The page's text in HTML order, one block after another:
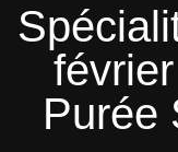
Purée